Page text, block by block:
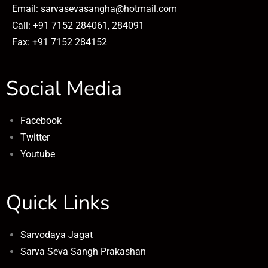
Email: sarvasevasangha@hotmail.com
Call: +91 7152 284061, 284091
Fax: +91 7152 284152
Social Media
Facebook
Twitter
Youtube
Quick Links
Sarvodaya Jagat
Sarva Seva Sangh Prakashan